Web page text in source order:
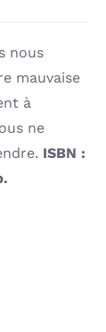
nous
mauvaise
à
ne
ISBN :